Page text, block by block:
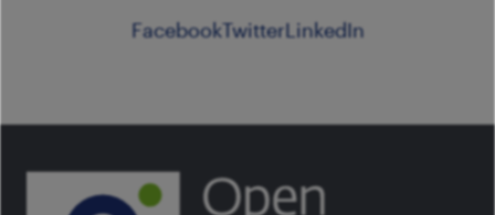
FacebookTwitterLinkedIn